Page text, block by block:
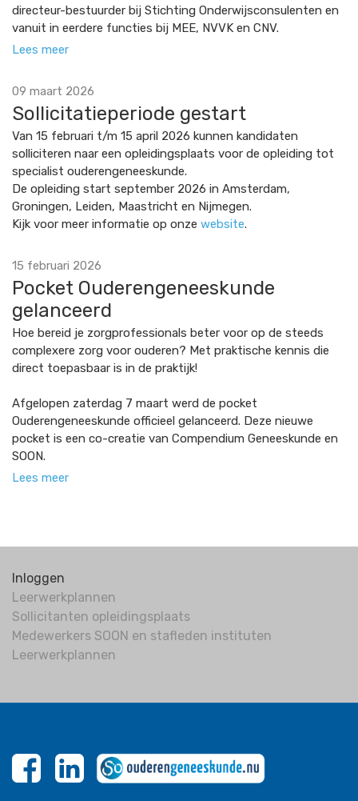
directeur-bestuurder bij Stichting Onderwijsconsulenten en
vanuit in eerdere functies bij MEE, NVVK en CNV.
Lees meer
09 maart 2026
Sollicitatieperiode gestart
Van 15 februari t/m 15 april 2026 kunnen kandidaten
solliciteren naar een opleidingsplaats voor de opleiding tot
specialist ouderengeneeskunde.
De opleiding start september 2026 in Amsterdam,
Groningen, Leiden, Maastricht en Nijmegen.
Kijk voor meer informatie op onze website.
15 februari 2026
Pocket Ouderengeneeskunde
gelanceerd
Hoe bereid je zorgprofessionals beter voor op de steeds
complexere zorg voor ouderen? Met praktische kennis die
direct toepasbaar is in de praktijk!
Afgelopen zaterdag 7 maart werd de pocket
Ouderengeneeskunde officieel gelanceerd. Deze nieuwe
pocket is een co-creatie van Compendium Geneeskunde en
SOON.
Lees meer
Inloggen
Leerwerkplannen
Sollicitanten opleidingsplaats
Medewerkers SOON en stafleden instituten
Leerwerkplannen